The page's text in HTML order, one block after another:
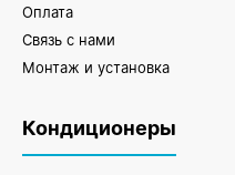
Оплата
Связь с нами
Монтаж и установка
Кондиционеры